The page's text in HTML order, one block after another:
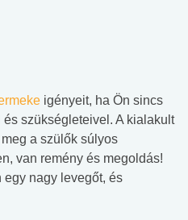
igényeit, ha Ön sincs
szükségleteivel. A kialakult
a szülők súlyos
van remény és megoldás!
nagy levegőt, és